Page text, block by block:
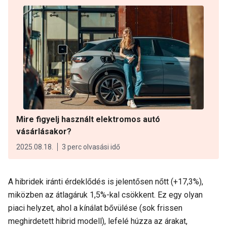
Mire figyelj használt elektromos autó
vásárlásakor?
2025.08.18. 3 perc olvasási idő
A hibridek iránti érdeklődés is jelentősen nőtt (+17,3%),
miközben az átlagáruk 1,5%-kal csökkent. Ez egy olyan
piaci helyzet, ahol a kínálat bővülése (sok frissen
meghirdetett hibrid modell), lefelé húzza az árakat,